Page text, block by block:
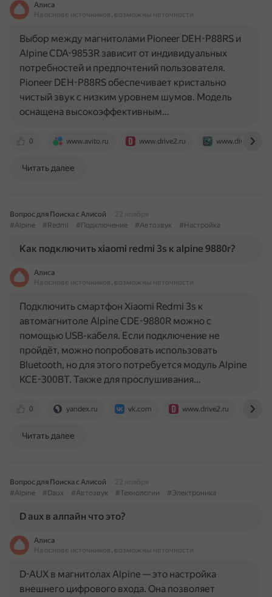
Алиса
На основе источников, возможны неточности
0 www.avito.ru www.drive2.ru www.divi.ru
Выбор между магнитолами Pioneer DEH-P88RS и
Alpine CDA-9853R зависит от индивидуальных
потребностей и предпочтений пользователя.
Pioneer DEH-P88RS обеспечивает кристально
чистый звук с низким уровнем шумов. Модель
оснащена высокоэффективным…
Читать далее
Вопрос для Поиска с Алисой
22 ноября
#Alpine
#Redmi #Подключение #Автозвук #Настройка
Как подключить xiaomi redmi 3s к alpine 9880r?
Алиса
На основе источников, возможны неточности
0 yandex.ru vk.com www.drive2.ru
Подключить смартфон Xiaomi Redmi 3s к
автомагнитоле Alpine CDE-9880R можно с
помощью USB-кабеля. Если подключение не
пройдёт, можно попробовать использовать
Bluetooth, но для этого потребуется модуль Alpine
KCE-300BT. Также для прослушивания…
Читать далее
Вопрос для Поиска с Алисой
22 ноября
#Alpine
#Daux #Автозвук #Технологии #Электроника
D aux в алпайн что это?
Алиса
На основе источников, возможны неточности
D-AUX в магнитолах Alpine — это настройка
внешнего цифрового входа. Она позволяет